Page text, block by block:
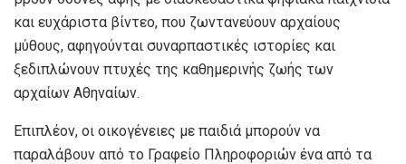
και ευχάριστα βίντεο, που ζωντανεύουν αρχαίους
μύθους, αφηγούνται συναρπαστικές ιστορίες και
ξεδιπλώνουν πτυχές της καθημερινής ζωής των
αρχαίων Αθηναίων.
Επιπλέον, οι οικογένειες με παιδιά μπορούν να
παραλάβουν από το Γραφείο Πληροφοριών ένα από τα